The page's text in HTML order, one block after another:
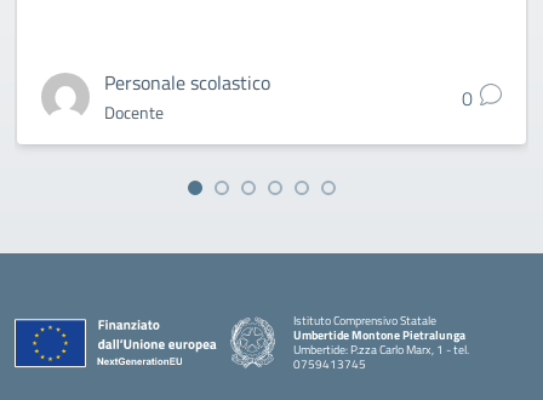
Personale scolastico
Docente 0
Istituto Comprensivo Statale
Umbertide Montone Pietralunga
Umbertide: P.zza Carlo Marx, 1 - tel.
0759413745